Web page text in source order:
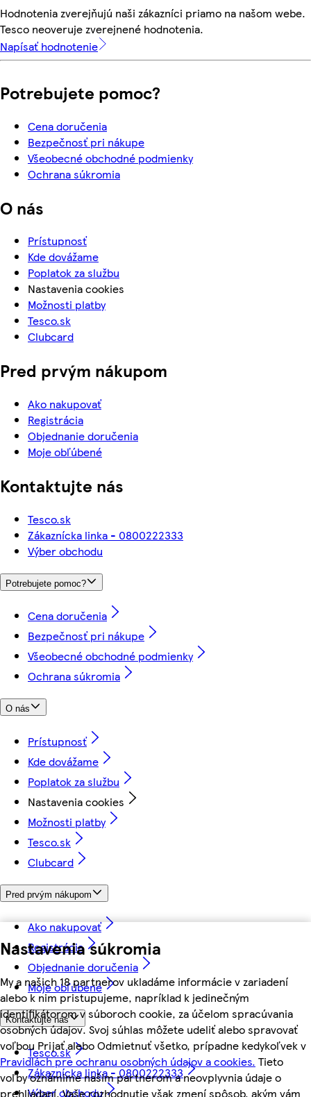
Nastavenia súkromia
My a našich 18 partnerov ukladáme informácie v zariadení
alebo k nim pristupujeme, napríklad k jedinečným
identifikátorom v súboroch cookie, za účelom spracúvania
osobných údajov. Svoj súhlas môžete udeliť alebo spravovať
voľbou Prijať alebo Odmietnuť všetko, prípadne kedykoľvek v
Pravidlách pre ochranu osobných údajov a cookies. Tieto
voľby oznámime našim partnerom a neovplyvnia údaje o
prehliadaní. Vaše rozhodnutie však zmení spôsob, akým vám
Hodnotenia zverejňujú naši zákazníci priamo na našom webe.
Tesco neoveruje zverejnené hodnotenia.
Napísať hodnotenie
Potrebujete pomoc?
Cena doručenia
Bezpečnosť pri nákupe
Všeobecné obchodné podmienky
Ochrana súkromia
O nás
Prístupnosť
Kde dovážame
Poplatok za službu
Nastavenia cookies
Možnosti platby
Tesco.sk
Clubcard
Pred prvým nákupom
Ako nakupovať
Registrácia
Objednanie doručenia
Moje obľúbené
Kontaktujte nás
Tesco.sk
Zákaznícka linka - 0800222333
Výber obchodu
Potrebujete pomoc?
Cena doručenia
Bezpečnosť pri nákupe
Všeobecné obchodné podmienky
Ochrana súkromia
O nás
Prístupnosť
Kde dovážame
Poplatok za službu
Nastavenia cookies
Možnosti platby
Tesco.sk
Clubcard
Pred prvým nákupom
Ako nakupovať
Registrácia
Objednanie doručenia
Moje obľúbené
Kontaktujte nás
Tesco.sk
Zákaznícka linka - 0800222333
Výber obchodu